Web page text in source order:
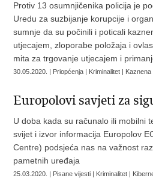
Protiv 13 osumnjičenika policija je
Uredu za suzbijanje korupcije i
sumnje da su počinili i poticali
utjecajem, zloporabe položaja i
mita za trgovanje utjecajem i
30.05.2020. | Priopćenja | Kriminalitet |
Europolovi savjeti za
U doba kada su računalo ili mobilni
svijet i izvor informacija Europolov
Centre) podsjeća nas na važnost
pametnih uređaja
25.03.2020. | Pisane vijesti | Kriminalitet |